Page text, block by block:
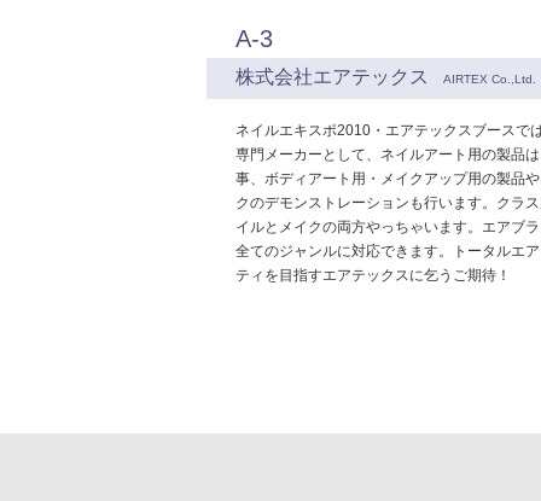
A-3
株式会社エアテックス AIRTEX Co.,Ltd.
ネイルエキスポ2010・エアテックスブースで
専門メーカーとして、ネイルアート用の製品
事、ボディアート用・メイクアップ用の製品
クのデモンストレーションも行います。クラ
イルとメイクの両方やっちゃいます。エアブ
全てのジャンルに対応できます。トータルエ
ティを目指すエアテックスに乞うご期待！